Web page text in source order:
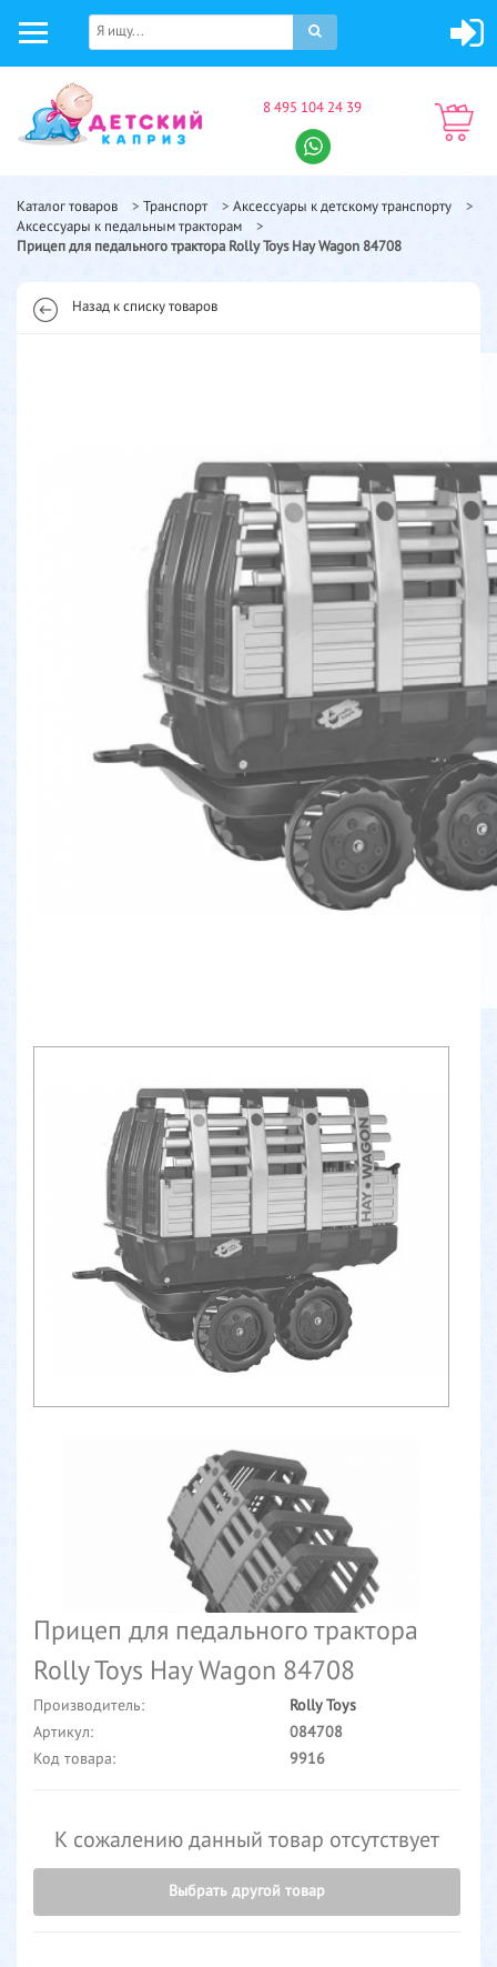
8 495 104 24 39
Каталог товаров > Транспорт > Аксессуары к детскому транспорту
>
Аксессуары к педальным тракторам
>
Прицеп для педального трактора Rolly Toys Hay Wagon 84708
Назад к списку товаров
Прицеп для педального трактора
Rolly Toys Hay Wagon 84708
Производитель:
Rolly Toys
Артикул:
084708
Код товара:
9916
К сожалению данный товар отсутствует
Выбрать другой товар